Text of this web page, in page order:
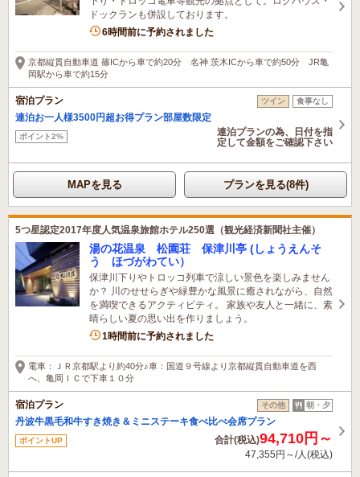
ドックランも併設しております。
6時間前に予約されました
京都縦貫自動車道 篠ICから車で約20分 名神 茨木ICから車で約50分 JR亀
岡駅から車で約15分
宿泊プラン ツイン 食事なし
連泊お一人様3500円超お得プラン部屋数限定
ポイント2%
連泊プランの為、日付を指
定して金額をご確認下さい
MAPを見る プランを見る(8件)
5つ星認定2017年度人気温泉旅館ホテル250選（観光経済新聞社主催）
湯の花温泉 松園荘 保津川亭 (しょうえんそ
う ほづがわてい）
保津川下りやトロッコ列車で涼しい景色を楽しみません
か？ 川のせせらぎや緑豊かな風景に癒されながら、自然
を満喫できるアクティビティ。 家族や友人と一緒に、素
晴らしい夏の思い出を作りましょう。
1名がこの宿を見ています
1時間前に予約されました
電車：ＪＲ京都駅より約40分♪車：国道９号線より京都縦貫自動車道を西
へ、亀岡ＩＣで下車１０分
宿泊プラン その他 朝・夕
丹波牛黒毛和牛すき焼き＆ミニステーキ食べ比べ会席プラン
ポイントUP 合計(税込)94,710円～
47,355円～/人(税込)